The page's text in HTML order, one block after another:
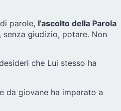
parole, l’ascolto della Parola
giudizio, potare. Non
che Lui stesso ha
da giovane ha imparato a